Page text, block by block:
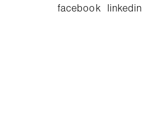
facebook linkedin